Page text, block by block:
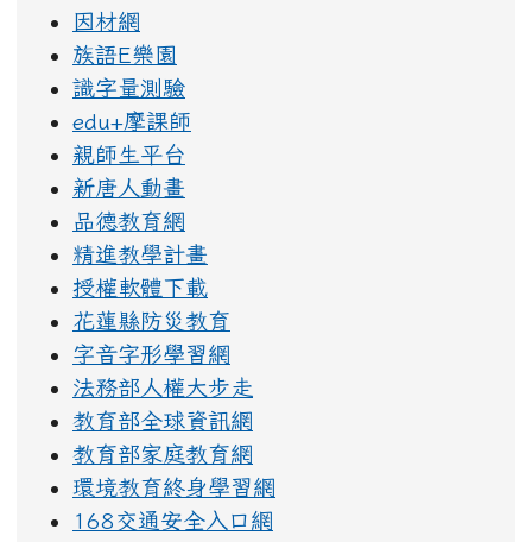
因材網
族語E樂園
識字量測驗
edu+摩課師
親師生平台
新唐人動畫
品德教育網
精進教學計畫
授權軟體下載
花蓮縣防災教育
字音字形學習網
法務部人權大步走
教育部全球資訊網
教育部家庭教育網
環境教育終身學習網
168交通安全入口網